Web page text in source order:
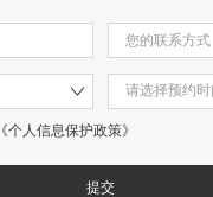
《个人信息保护政策》
提交